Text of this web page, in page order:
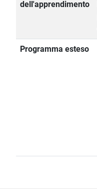
dell'apprendimento
Programma esteso